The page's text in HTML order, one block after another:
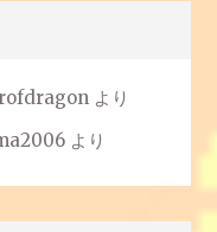
より
より